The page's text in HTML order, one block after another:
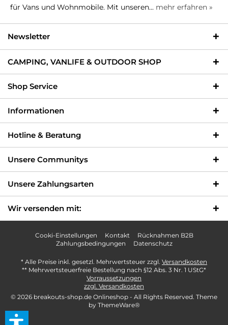
für Vans und Wohnmobile. Mit unseren... mehr erfahren »
Newsletter
CAMPING, VANLIFE & OUTDOOR SHOP
Shop Service
Informationen
Hotline & Beratung
Unsere Communitys
Unsere Zahlungsarten
Wir versenden mit:
Cooki-Einstellungen Kontakt
Rücknahmen B2B
Zahlungsbedingungen
Datenschutz
* Alle Preise inkl. gesetzl. Mehrwertsteuer zzgl. Versandkosten
** Mehrwertsteuerfreie Bestellung nach §12 Abs. 3 Nr. 1 UStG*
Vorraussetzungen
zzgl. Versandkosten
© 2026 breakouts-shop.de Onlineshop - All Rights Reserved. Theme
by ThemeWare®